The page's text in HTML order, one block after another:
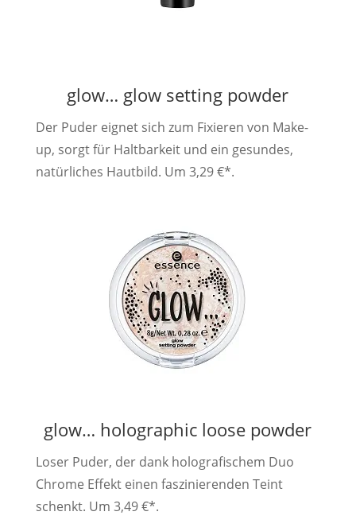
glow… glow setting powder
Der Puder eignet sich zum Fixieren von Make-
up, sorgt für Haltbarkeit und ein gesundes,
natürliches Hautbild. Um 3,29 €*.
glow… holographic loose powder
Loser Puder, der dank holografischem Duo
Chrome Effekt einen faszinierenden Teint
schenkt. Um 3,49 €*.